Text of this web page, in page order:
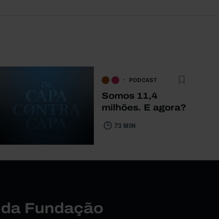
PODCAST
Somos 11,4
milhões. E agora?
73 MIN
Fundação